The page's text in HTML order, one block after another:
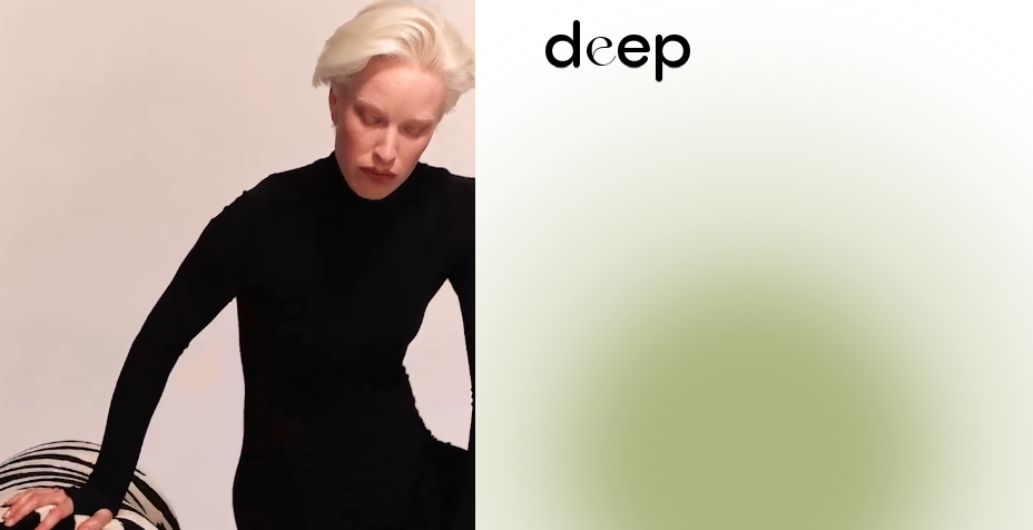
deep